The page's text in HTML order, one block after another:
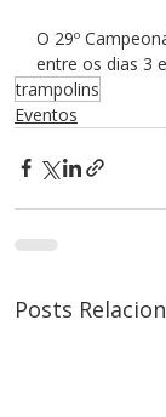
O 29º
entre os dias 3
trampolins
Eventos
Posts